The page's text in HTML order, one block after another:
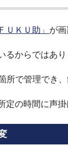
ＵＫＵ助」 が
るからではあり
所で管理でき
定の時間に声掛